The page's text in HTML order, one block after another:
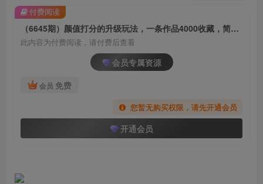
（6645期）颜值打分的升级玩法，一条作品4000收藏，简单粗暴，收益很高
此内容为付费阅读，请付费后查看
会员专属资源
会员 免费
您暂无购买权限，请先开通会员
开通会员
付费阅读